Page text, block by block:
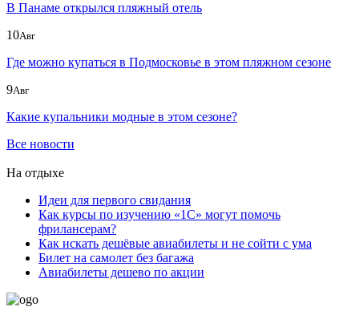
В Панаме открылся пляжный отель
10Авг
Где можно купаться в Подмосковье в этом пляжном сезоне
9Авг
Какие купальники модные в этом сезоне?
Все новости
На отдыхе
Идеи для первого свидания
Как курсы по изучению «1С» могут помочь
фрилансерам?
Как искать дешёвые авиабилеты и не сойти с ума
Билет на самолет без багажа
Авиабилеты дешево по акции